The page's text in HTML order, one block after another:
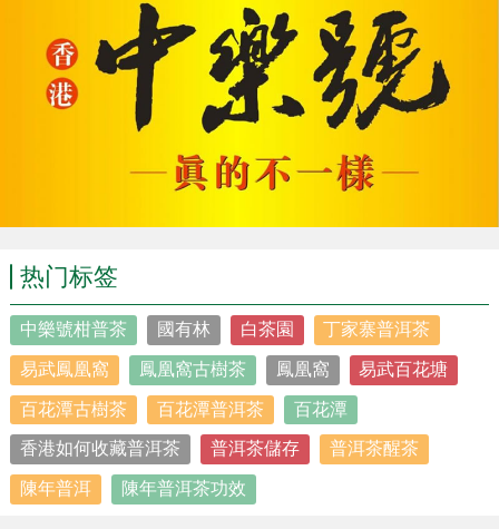
热门标签
中樂號柑普茶 國有林 白茶園 丁家寨普洱茶
易武鳳凰窩 鳳凰窩古樹茶 鳳凰窩 易武百花塘
百花潭古樹茶 百花潭普洱茶 百花潭
香港如何收藏普洱茶 普洱茶儲存 普洱茶醒茶
陳年普洱 陳年普洱茶功效